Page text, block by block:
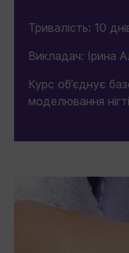
Тривалість: 10
Викладач: Ірина
Курс об’єднує
моделювання